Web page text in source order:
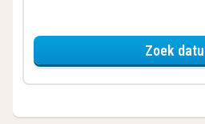
Zoek